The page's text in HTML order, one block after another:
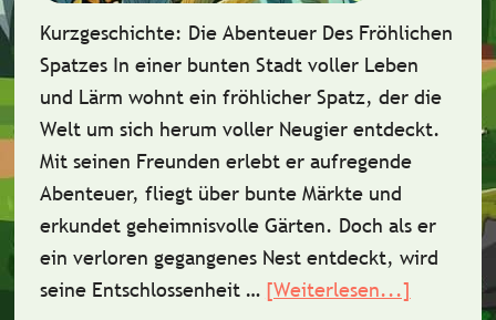
Kurzgeschichte: Die Abenteuer Des Fröhlichen
Spatzes In einer bunten Stadt voller Leben
und Lärm wohnt ein fröhlicher Spatz, der die
Welt um sich herum voller Neugier entdeckt.
Mit seinen Freunden erlebt er aufregende
Abenteuer, fliegt über bunte Märkte und
erkundet geheimnisvolle Gärten. Doch als er
ein verloren gegangenes Nest entdeckt, wird
seine Entschlossenheit … [Weiterlesen...]